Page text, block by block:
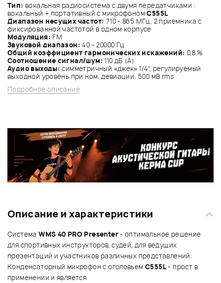
Тип: вокальная радиосистема c двумя передатчиками :
вокальный + портативный с микрофономC555L
Диапазон несущих частот: 710 - 865 МГц, 2 приемника с
фиксированной частотой в одном корпусе
Модуляция: FM
Звуковой диапазон: 40 - 20000 Гц
Общий коэффициент гармонических искажений: 0,8 %
Соотношение сигнал/шум: 110 дБ (A)
Аудио выходы: симметричный «джек» 1/4", регулируемый
выходной уровень при ном. девиации: 500 мВ rms
Подробное описание
Описание и характеристики
СистемаWMS 40 PRO Presenter- оптимальное решение
для спортивных инструкторов, судей, для ведущих
презентаций и участников различных представлений.
Конденсаторный микрофон с оголовьемC555L- прост в
применении и является